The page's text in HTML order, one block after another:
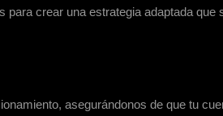
crear una estrategia adaptada
asegurándonos de que tu